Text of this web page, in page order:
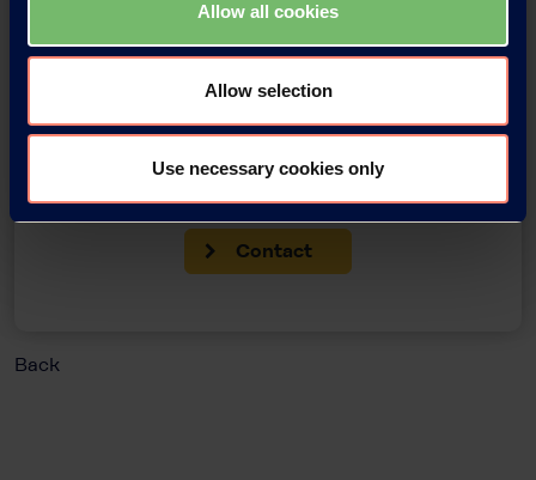
Allow all cookies
Allow selection
Use necessary cookies only
products or want to contact us?
Contact
Back